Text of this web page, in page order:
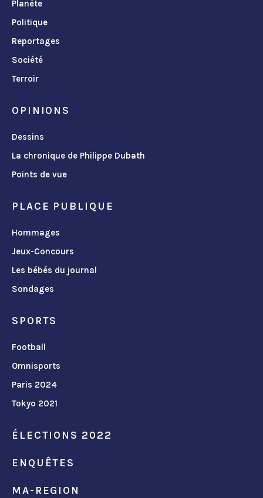
Planète
Politique
Reportages
Société
Terroir
OPINIONS
Dessins
La chronique de Philippe Dubath
Points de vue
PLACE PUBLIQUE
Hommages
Jeux-Concours
Les bébés du journal
Sondages
SPORTS
Football
Omnisports
Paris 2024
Tokyo 2021
ÉLECTIONS 2022
ENQUÊTES
MA-REGION